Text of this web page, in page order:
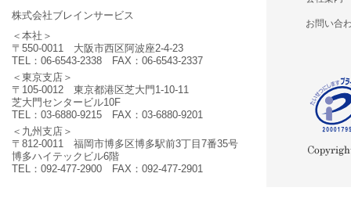
株式会社ブレインサービス
＜本社＞
〒550-0011 大阪市西区阿波座2-4-23
TEL：06-6543-2338 FAX：06-6543-2337
＜東京支店＞
〒105-0012 東京都港区芝大門1-10-11
芝大門センタービル10F
TEL：03-6880-9215 FAX：03-6880-9201
＜九州支店＞
〒812-0011 福岡市博多区博多駅前3丁目7番35号
博多ハイテックビル6階
TEL：092-477-2900 FAX：092-477-2901
お問い合